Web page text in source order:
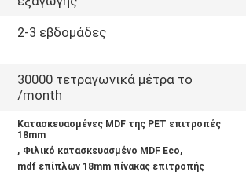
2-3 εβδομάδες
30000 τετραγωνικά μέτρα το
/month
Κατασκευασμένες MDF της PET επιτροπές
18mm
, Φιλικό κατασκευασμένο MDF Eco,
mdf επίπλων 18mm πίνακας επιτροπής